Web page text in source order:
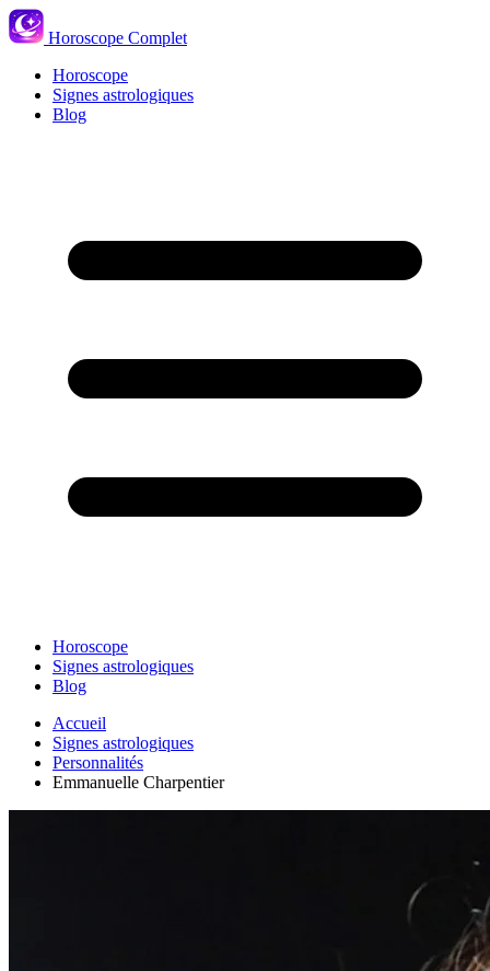
Horoscope Complet
Horoscope
Signes astrologiques
Blog
Horoscope
Signes astrologiques
Blog
Accueil
Signes astrologiques
Personnalités
Emmanuelle Charpentier